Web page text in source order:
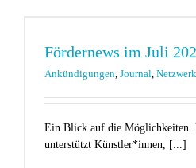
Fördernews im Juli
Ankündigungen, Journal,
Ein Blick auf die
unterstützt Künstler*innen, [...]